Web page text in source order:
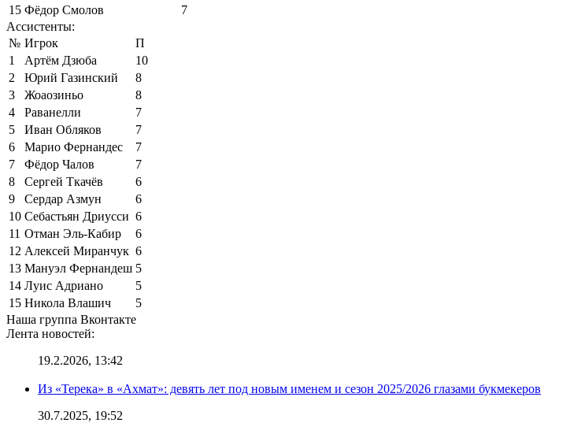
15 Фёдор Смолов
7
Ассистенты:
№ Игрок
П
1
Артём Дзюба
10
2
Юрий Газинский
8
3
Жоаозиньо
8
4
Раванелли
7
5
Иван Обляков
7
6
Марио Фернандес
7
7
Фёдор Чалов
7
8
Сергей Ткачёв
6
9
Сердар Азмун
6
10 Себастьян Дриусси 6
11 Отман Эль-Кабир
6
12 Алексей Миранчук 6
13 Мануэл Фернандеш 5
14 Луис Адриано
5
15 Никола Влашич
5
Наша группа Вконтакте
Лента новостей:
19.2.2026, 13:42
Из «Терека» в «Ахмат»: девять лет под новым именем и сезон 2025/2026 глазами букмекеров
30.7.2025, 19:52